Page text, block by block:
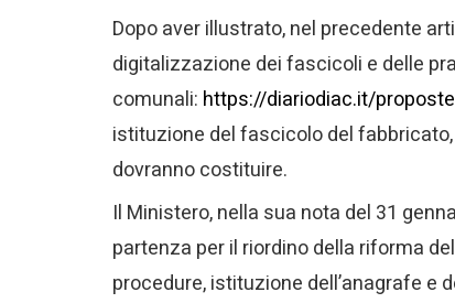
Dopo aver illustrato, nel precedente
digitalizzazione dei fascicoli e delle
comunali: https://diariodiac.it/
istituzione del fascicolo del
dovranno costituire.
Il Ministero, nella sua nota del 31
partenza per il riordino della riforma
procedure, istituzione dell’anagrafe